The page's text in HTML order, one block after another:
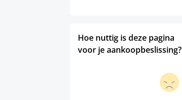
Hoe nuttig is deze pagina
voor je aankoopbeslissing?